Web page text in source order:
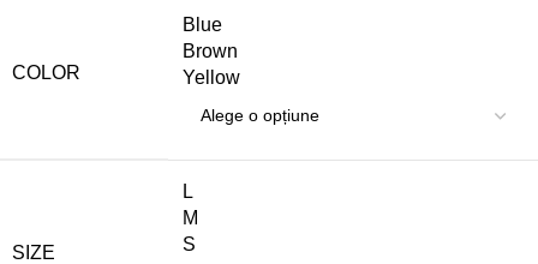
COLOR
Blue
Brown
Yellow
SIZE
L
M
S